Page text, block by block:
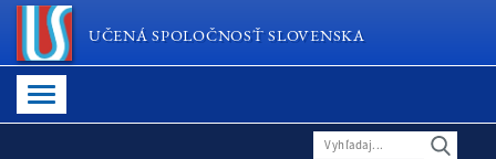
UČENÁ SPOLOČNOSŤ SLOVENSKA